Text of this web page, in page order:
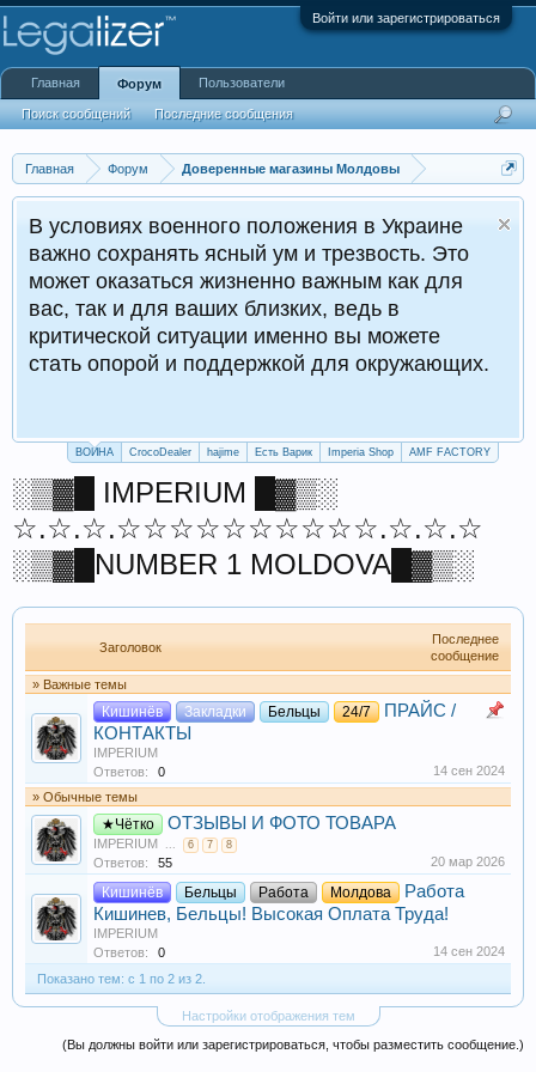
Войти или зарегистрироваться
Главная Форум Доверенные магазины Молдовы
В условиях военного положения в Украине
важно сохранять ясный ум и трезвость. Это
может оказаться жизненно важным как для
вас, так и для ваших близких, ведь в
критической ситуации именно вы можете
стать опорой и поддержкой для окружающих.
ВОЙНА CrocoDealer hajime Есть Варик Imperia Shop AMF FACTORY
░▒▓█ IMPERIUM █▓▒░
☆.☆.☆.☆☆☆☆☆☆☆☆☆☆.☆.☆.☆
░▒▓█NUMBER 1 MOLDOVA█▓▒░
Заголовок
Последнее
сообщение
» Важные темы
Кишинёв Закладки Бельцы 24/7
ПРАЙС /
КОНТАКТЫ
IMPERIUM
Ответов:
0
14 сен 2024
» Обычные темы
★Чётко ОТЗЫВЫ И ФОТО ТОВАРА
IMPERIUM ... 6 7 8
Ответов: 55 20 мар 2026
Кишинёв Бельцы Работа Молдова
Работа
Кишинев, Бельцы! Высокая Оплата Труда!
IMPERIUM
Ответов:
0
14 сен 2024
Показано тем: с 1 по 2 из 2.
Настройки отображения тем
(Вы должны войти или зарегистрироваться, чтобы разместить сообщение.)
Главная Форум
Поиск сообщений Последние сообщения
Пользователи